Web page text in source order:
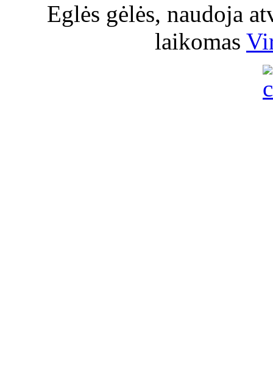
Eglės gėlės, naudoja
laikomas